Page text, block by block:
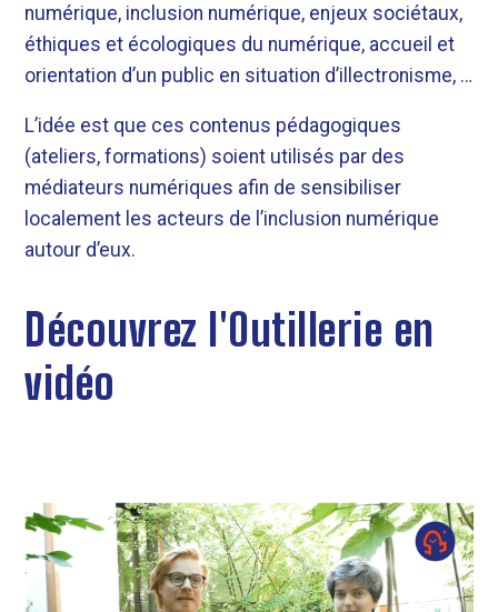
numérique, inclusion numérique, enjeux sociétaux,
éthiques et écologiques du numérique, accueil et
orientation d’un public en situation d’illectronisme, …
L’idée est que ces contenus pédagogiques
(ateliers, formations) soient utilisés par des
médiateurs numériques afin de sensibiliser
localement les acteurs de l’inclusion numérique
autour d’eux.
Découvrez l'Outillerie en
vidéo